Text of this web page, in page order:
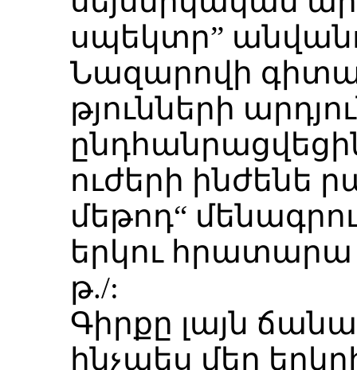
սպեկտր”
Նազարովի
թյունների
ուժերի ինժենե
մեթոդ“
երկու հրատարա
թ./:
Գիրքը լայն
ինչպես մեր